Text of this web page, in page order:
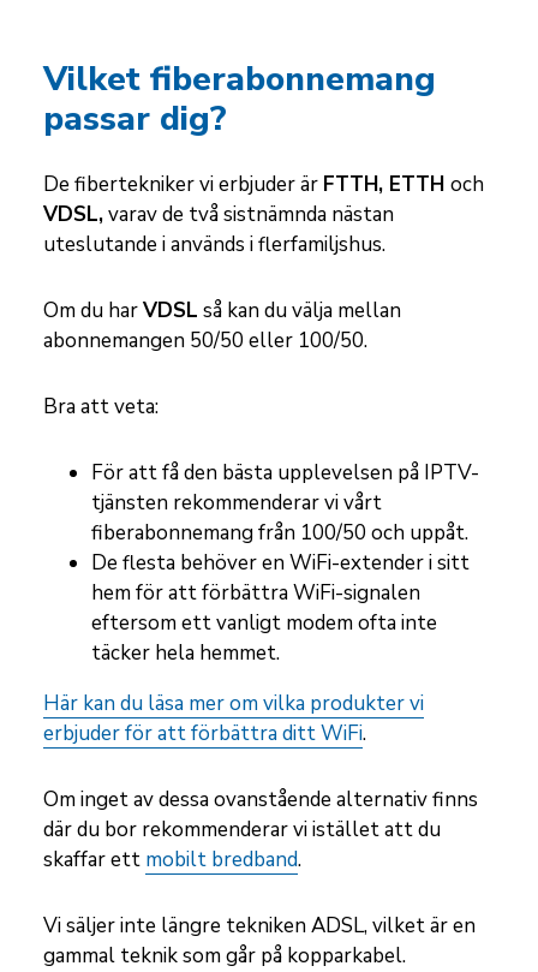
Vilket fiberabonnemang
passar dig?
De fibertekniker vi erbjuder är FTTH, ETTH och
VDSL,varav de två sistnämnda nästan
uteslutande i används i flerfamiljshus.
Om du harVDSL så kan du välja mellan
abonnemangen 50/50 eller 100/50.
Bra att veta:
För att få den bästa upplevelsen på IPTV-
tjänsten rekommenderar vi vårt
fiberabonnemang från 100/50 och uppåt.
De flesta behöver en WiFi-extender i sitt
hem för att förbättra WiFi-signalen
eftersom ett vanligt modem ofta inte
täcker hela hemmet.
Här kan du läsa mer om vilka produkter vi
erbjuder för att förbättra ditt WiFi.
Om inget av dessa ovanstående alternativ finns
där du bor rekommenderar vi istället att du
skaffar ett mobilt bredband.
Vi säljer inte längre tekniken ADSL, vilket är en
gammal teknik som går på kopparkabel.